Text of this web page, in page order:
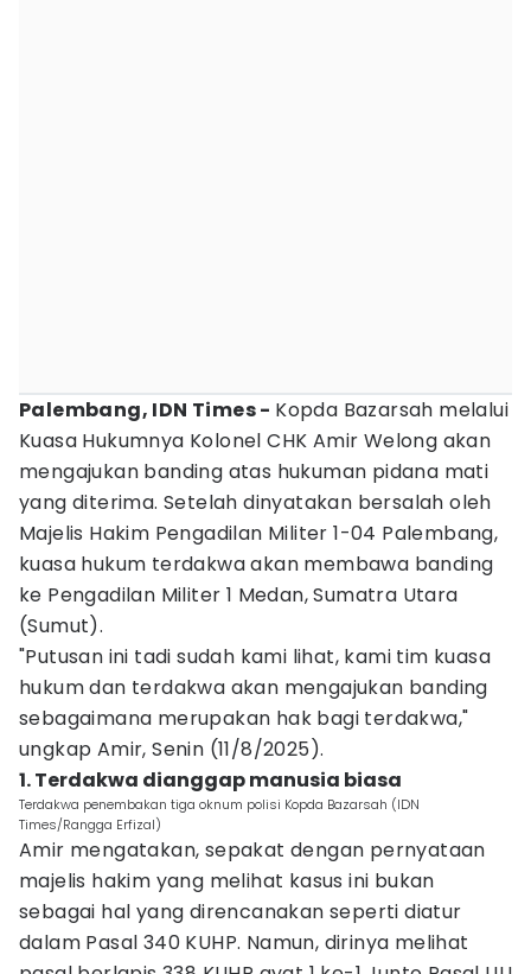
Palembang, IDN Times - Kopda Bazarsah melalui
Kuasa Hukumnya Kolonel CHK Amir Welong akan
mengajukan banding atas hukuman pidana mati
yang diterima. Setelah dinyatakan bersalah oleh
Majelis Hakim Pengadilan Militer 1-04 Palembang,
kuasa hukum terdakwa akan membawa banding
ke Pengadilan Militer 1 Medan, Sumatra Utara
(Sumut).
"Putusan ini tadi sudah kami lihat, kami tim kuasa
hukum dan terdakwa akan mengajukan banding
sebagaimana merupakan hak bagi terdakwa,"
ungkap Amir, Senin (11/8/2025).
1. Terdakwa dianggap manusia biasa
Terdakwa penembakan tiga oknum polisi Kopda Bazarsah (IDN
Times/Rangga Erfizal)
Amir mengatakan, sepakat dengan pernyataan
majelis hakim yang melihat kasus ini bukan
sebagai hal yang direncanakan seperti diatur
dalam Pasal 340 KUHP. Namun, dirinya melihat